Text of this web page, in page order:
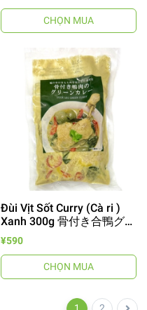
CHỌN MUA
Đùi Vịt Sốt Curry (Cà ri )
Xanh 300g 骨付き合鴨グリ
ーンカレー
¥590
CHỌN MUA